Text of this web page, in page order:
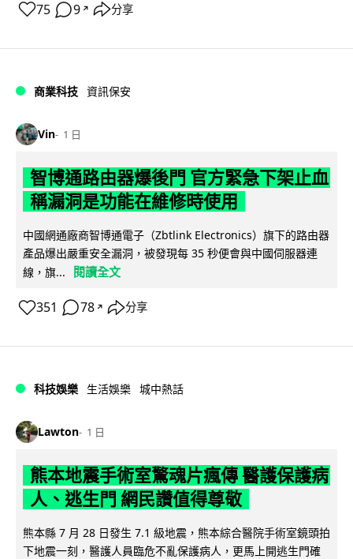
75 9 ↗ 分享
商業科技 資訊保安
Vin 1 日
智博通路由器爆後門 官方緊急下架止血
稱漏洞是功能在維修時使用
中國網通廠商智博通電子（Zbtlink Electronics）旗下的路由器
產品爆出嚴重安全漏洞，被發現每 35 秒便會與中國伺服器連
線，旗...
閱讀全文
351 78 ↗ 分享
科技娛樂 生活娛樂 城中熱話
Lawton 1 日
熊本地震手術室驚魂片瘋傳 醫護保護病
人、逃生門 網民讚值得尊敬
熊本縣 7 月 28 日發生 7.1 級地震，熊本綜合醫院手術室鏡頭拍
下地震一刻，醫護人員臨危不亂保護病人，更馬上開逃生門確